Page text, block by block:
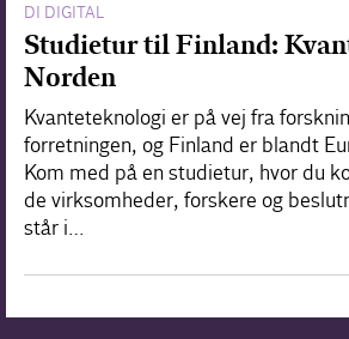
DI DIGITAL
Studietur til Finland:
Norden
Kvanteteknologi er på vej fra
forretningen, og Finland er blandt
Kom med på en studietur, hvor du
de virksomheder, forskere og
står i…